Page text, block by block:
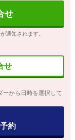
せ
通知されます。
せ
ーから日時を選択して
約